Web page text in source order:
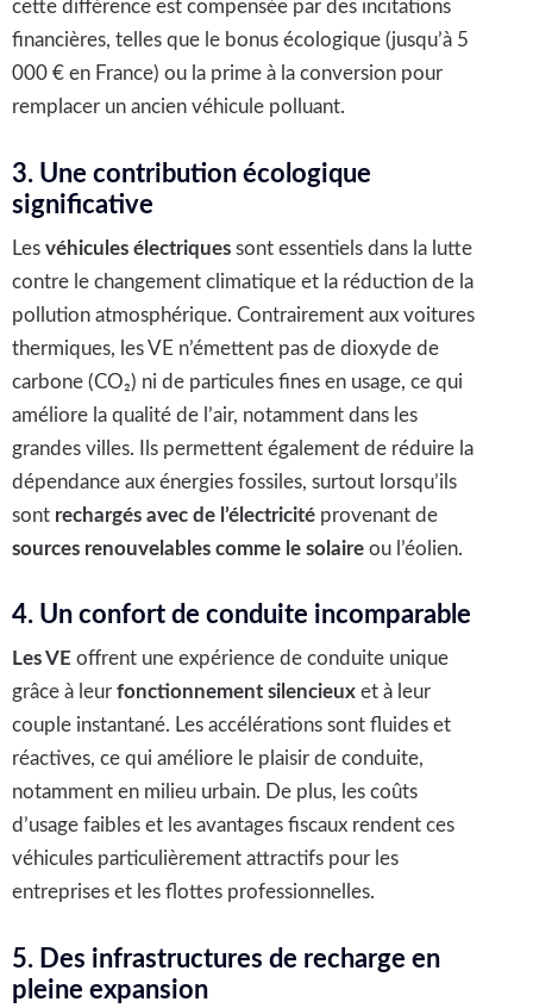
cette différence est compensée par des incitations
financières, telles que le bonus écologique (jusqu’à 5
000 € en France) ou la prime à la conversion pour
remplacer un ancien véhicule polluant.
3. Une contribution écologique
significative
Les véhicules électriquessont essentiels dans la lutte
contre le changement climatique et la réduction de la
pollution atmosphérique. Contrairement aux voitures
thermiques, les VE n’émettent pas de dioxyde de
carbone (CO₂) ni de particules fines en usage, ce qui
améliore la qualité de l’air, notamment dans les
grandes villes. Ils permettent également de réduire la
dépendance aux énergies fossiles, surtout lorsqu’ils
sont rechargés avec de l’électricitéprovenant de
sources renouvelables comme le solaireou l’éolien.
4. Un confort de conduite incomparable
Les VEoffrent une expérience de conduite unique
grâce à leur fonctionnement silencieuxet à leur
couple instantané. Les accélérations sont fluides et
réactives, ce qui améliore le plaisir de conduite,
notamment en milieu urbain. De plus, les coûts
d’usage faibles et les avantages fiscaux rendent ces
véhicules particulièrement attractifs pour les
entreprises et les flottes professionnelles.
5. Des infrastructures de recharge en
pleine expansion